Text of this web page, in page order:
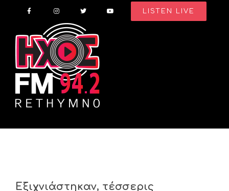
content
LISTEN LIVE
Εξιχνιάστηκαν, τέσσερις